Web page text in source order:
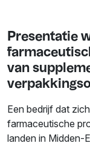
Presentatie
van
Een bedrijf dat
farmaceutische
landen in Midden-